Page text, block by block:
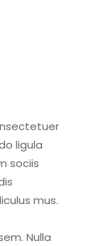
ligula
sociis
mus.
Nulla